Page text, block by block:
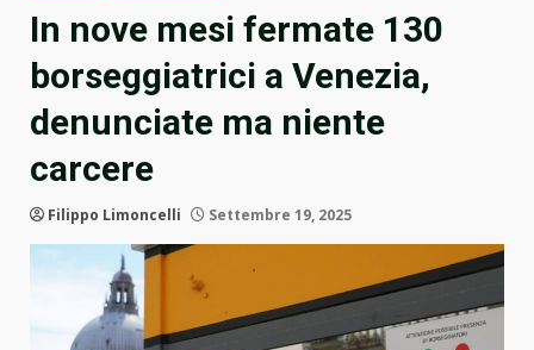
In nove mesi fermate 130
borseggiatrici a Venezia,
denunciate ma niente
carcere
Filippo Limoncelli Settembre 19, 2025